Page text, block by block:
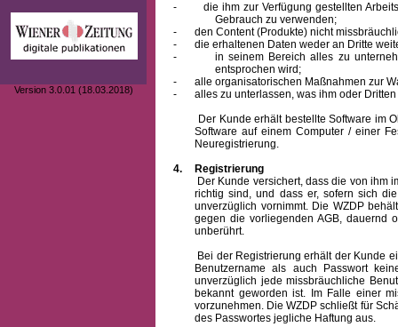
Version 3.0.01 (18.03.2018)
-
die ihm zur Verfügung gestellten
Gebrauch zu verwenden;
-
den Content (Produkte) nicht
-
die erhaltenen Daten weder an Dritte
-
in seinem Bereich alles zu
entsprochen wird;
-
alle organisatorischen Maßnahmen zur
-
alles zu unterlassen, was ihm oder
Der Kunde erhält bestellte Software im
Software auf einem Computer / einer
Neuregistrierung.
4.
Registrierung
Der Kunde versichert, dass die von ihm
richtig sind, und dass er, sofern sich
unverzüglich vornimmt. Die WZDP
gegen die vorliegenden AGB, dauernd
unberührt.
Bei der Registrierung erhält der Kunde
Benutzernameals auch Passwort
unverzüglich jede missbräuchliche
bekannt geworden ist. Im Falle einer
vorzunehmen. Die WZDP schließt für
des Passwortes jegliche Haftung aus.